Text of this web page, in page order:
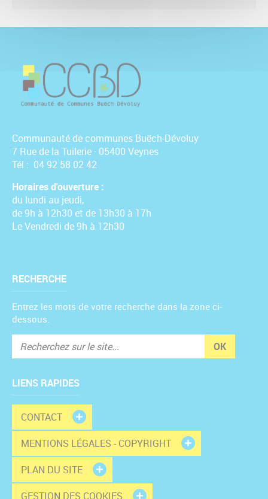
Communauté de communes Buëch-Dévoluy
7 Rue de la Tuilerie · 05400 Veynes
Tél : 04 92 58 02 42
Horaires d'ouverture :
du lundi au jeudi,
de 9h à 12h30 et de 13h30 à 17h
Le Vendredi de 9h à 12h30
RECHERCHE
Entrez les mots de votre recherche dans la zone ci-
dessous.
OK
LIENS RAPIDES
CONTACT
MENTIONS LÉGALES - COPYRIGHT
PLAN DU SITE
GESTION DES COOKIES